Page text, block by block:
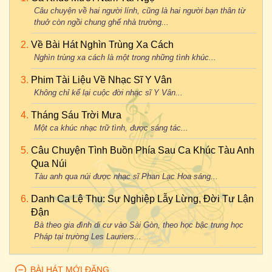
Anh Bằng - Thu Hiền - Huế Xưa
Phượng Linh - Như Quỳnh - Khi Đã Yêu
Hoàng Trang - Uyên Trang - Không Bao Giờ Quên Anh
Duy Khánh - Đặng Thế Luân - Lối Về Đất Mẹ
Thanh Sơn - Hồng Trúc - Lưu Bút Ngày Xanh
Bằng Giang - Hương Lan - Mai Anh Đi Rồi
Nhị Hà - Phương Vy - Mẹ Tôi
Ngọc Bích - Trang Nhung - Mộng Chiều Xuân
Song Ngọc & Hoài Linh - Thanh Thúy - Một Chuyến Bay Đêm
Trường Sa - Mỹ Zdung - Một Mai Em Đi
Mai Châu - Hương Lan - Một Người Đi
Duy Yên & Quốc Kỳ - Hương Lan - Mưa Chiều Kỷ Niệm
Đỗ Kim Bảng - Thiên Trang - Mưa Đêm Ngoại Ô
Anh Việt Thu- Chung Tử Lưu&
Thúc Đăng- Tường Nguyên-Dấu Chân Kỷ Niệm
Duy Khánh-Đặng Thế Luân-Đêm Bơ Vơ
Võ Đông Điền -Hương Thủy- Đêm Giao Thừa Nghe Một
Hoài Phương- Tuấn Vũ &Hương Lan
Ngân Giang
- Hương Lan-Dư Âm Mùa Giáng Sinh
Trầm Tử Thiêng-Thành An-Đưa Em Vào Hạ
Hồng Vân-Lệ Quyên-Đồi Thông Hai Mộ
Châu Kỳ
Như Quỳnh& Tường Nguyên-Đừng Nói Xa
Nhau
Lam Phương-Hương Lan-Đường Về Quê Hương
Hoàng Thi Thơ
Tuấn Vũ & Hương Lan -Gặp Nhau
Mạnh Phát-Giao Linh-Hoa Nở Về Đêm
Anh Bằng-Thu Hiền-Huế Xưa
Câu chuyện về hai người lính, cũng là hai người bạn thân từ
thuở còn ngồi chung ghế nhà trường...
Về Bài Hát Nghìn Trùng Xa Cách
Nghìn trùng xa cách là một trong những tình khúc...
Phim Tài Liệu Về Nhạc Sĩ Y Vân
Không chỉ kể lại cuộc đời nhạc sĩ Y Vân...
Tháng Sáu Trời Mưa
Một ca khúc nhạc trữ tình, được sáng tác...
Câu Chuyện Tình Buồn Phía Sau Ca Khúc Tàu Anh
Qua Núi
Tàu anh qua núi được nhạc sĩ Phan Lạc Hoa sáng...
Danh Ca Lệ Thu: Sự Nghiệp Lẫy Lừng, Đời Tư Lận
Đận
Bà theo gia đình di cư vào Sài Gòn, theo học bậc trung học
Pháp tại trường Les Lauriers...
BÀI HÁT MỚI ĐĂNG